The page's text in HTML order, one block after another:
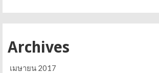
Archives
เมษายน 2017